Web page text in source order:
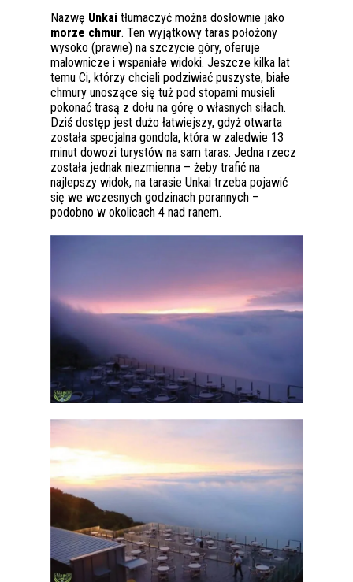
Nazwę Unkai tłumaczyć można dosłownie jako
morze chmur. Ten wyjątkowy taras położony
wysoko (prawie) na szczycie góry, oferuje
malownicze i wspaniałe widoki. Jeszcze kilka lat
temu Ci, którzy chcieli podziwiać puszyste, białe
chmury unoszące się tuż pod stopami musieli
pokonać trasą z dołu na górę o własnych siłach.
Dziś dostęp jest dużo łatwiejszy, gdyż otwarta
została specjalna gondola, która w zaledwie 13
minut dowozi turystów na sam taras. Jedna rzecz
została jednak niezmienna – żeby trafić na
najlepszy widok, na tarasie Unkai trzeba pojawić
się we wczesnych godzinach porannych –
podobno w okolicach 4 nad ranem.